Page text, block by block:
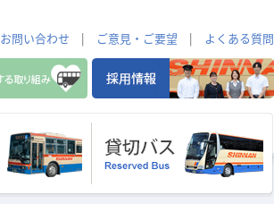
お問い合わせ | ご意見・ご要望 | よくある質問